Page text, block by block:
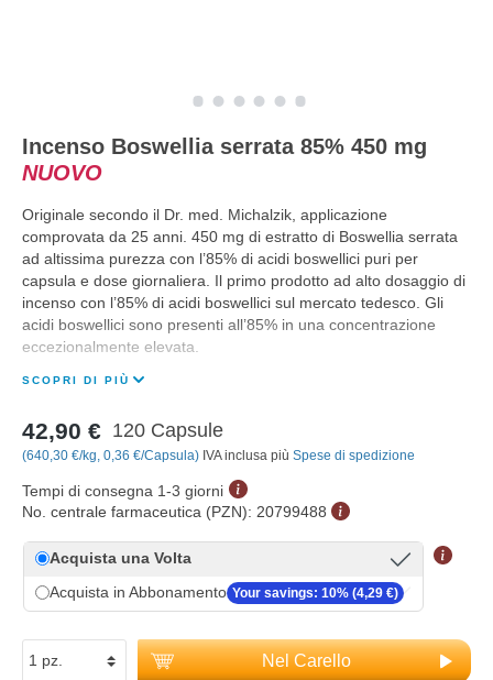
Incenso Boswellia serrata 85% 450 mg
NUOVO
Originale secondo il Dr. med. Michalzik, applicazione
comprovata da 25 anni. 450 mg di estratto di Boswellia serrata
ad altissima purezza con l’85% di acidi boswellici puri per
capsula e dose giornaliera. Il primo prodotto ad alto dosaggio di
incenso con l’85% di acidi boswellici sul mercato tedesco. Gli
acidi boswellici sono presenti all’85% in una concentrazione
eccezionalmente elevata.
SCOPRI DI PIÙ
42,90 € 120 Capsule
(640,30 €/kg, 0,36 €/Capsula) IVA inclusa più Spese di spedizione
Tempi di consegna 1-3 giorni
No. centrale farmaceutica (PZN): 20799488
Acquista una Volta
Acquista in Abbonamento Your savings: 10% (4,29 €)
Nel Carello